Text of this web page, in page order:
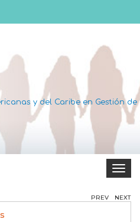
y del Caribe en Gestión de
Toggle
PREV NEXT